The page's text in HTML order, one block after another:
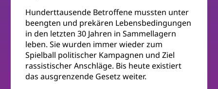
Hunderttausende Betroffene mussten unter
beengten und prekären Lebensbedingungen
in den letzten 30 Jahren in Sammellagern
leben. Sie wurden immer wieder zum
Spielball politischer Kampagnen und Ziel
rassistischer Anschläge. Bis heute existiert
das ausgrenzende Gesetz weiter.